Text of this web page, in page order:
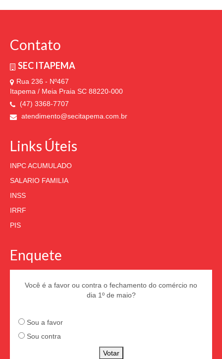
posts
Contato
SEC ITAPEMA
Rua 236 - Nº467
Itapema / Meia Praia SC 88220-000
(47) 3368-7707
atendimento@secitapema.com.br
Links Úteis
INPC ACUMULADO
SALARIO FAMILIA
INSS
IRRF
PIS
Enquete
Você é a favor ou contra o fechamento do comércio no
dia 1º de maio?
Sou a favor
Sou contra
Votar